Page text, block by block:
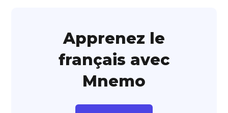
Apprenez le
français avec
Mnemo